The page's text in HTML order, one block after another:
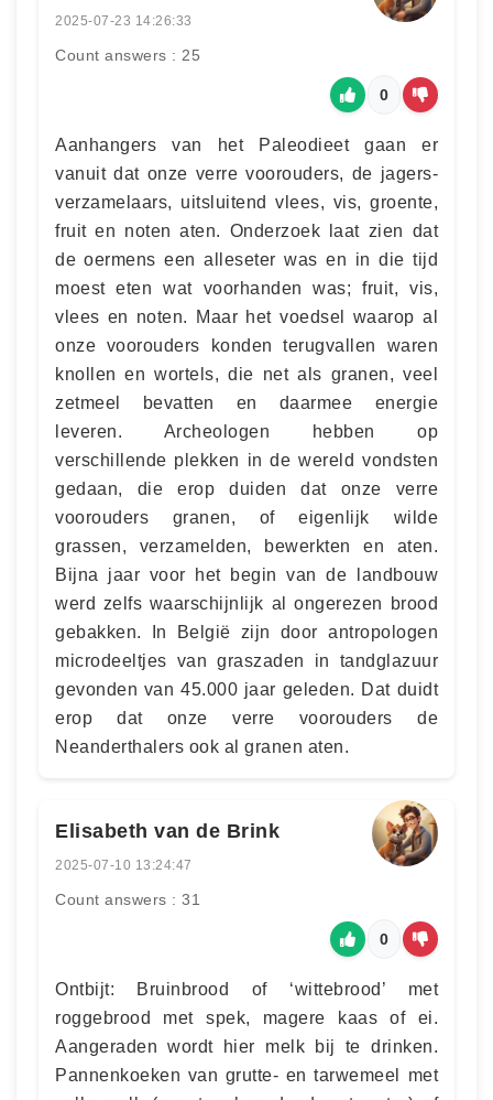
2025-07-23 14:26:33
Count answers : 25
0
Aanhangers van het Paleodieet gaan er
vanuit dat onze verre voorouders, de jagers-
verzamelaars, uitsluitend vlees, vis, groente,
fruit en noten aten. Onderzoek laat zien dat
de oermens een alleseter was en in die tijd
moest eten wat voorhanden was; fruit, vis,
vlees en noten. Maar het voedsel waarop al
onze voorouders konden terugvallen waren
knollen en wortels, die net als granen, veel
zetmeel bevatten en daarmee energie
leveren. Archeologen hebben op
verschillende plekken in de wereld vondsten
gedaan, die erop duiden dat onze verre
voorouders granen, of eigenlijk wilde
grassen, verzamelden, bewerkten en aten.
Bijna jaar voor het begin van de landbouw
werd zelfs waarschijnlijk al ongerezen brood
gebakken. In België zijn door antropologen
microdeeltjes van graszaden in tandglazuur
gevonden van 45.000 jaar geleden. Dat duidt
erop dat onze verre voorouders de
Neanderthalers ook al granen aten.
Elisabeth van de Brink
2025-07-10 13:24:47
Count answers : 31
0
Ontbijt: Bruinbrood of ‘wittebrood’ met
roggebrood met spek, magere kaas of ei.
Aangeraden wordt hier melk bij te drinken.
Pannenkoeken van grutte- en tarwemeel met